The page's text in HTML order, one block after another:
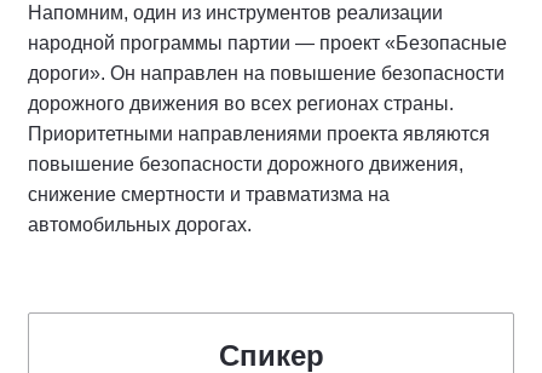
Напомним, один из инструментов реализации
народной программы партии — проект «Безопасные
дороги». Он направлен на повышение безопасности
дорожного движения во всех регионах страны.
Приоритетными направлениями проекта являются
повышение безопасности дорожного движения,
снижение смертности и травматизма на
автомобильных дорогах.
Спикер